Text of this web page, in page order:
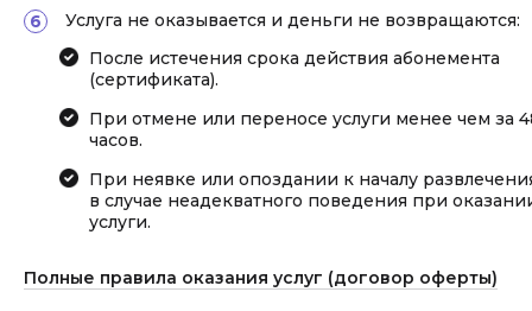
Услуга не оказывается и деньги не возвращаются:
После истечения срока действия абонемента
(сертификата).
При отмене или переносе услуги менее чем за
часов.
При неявке или опоздании к началу
в случае неадекватного поведения при
услуги.
Полные правила оказания услуг (договор оферты)